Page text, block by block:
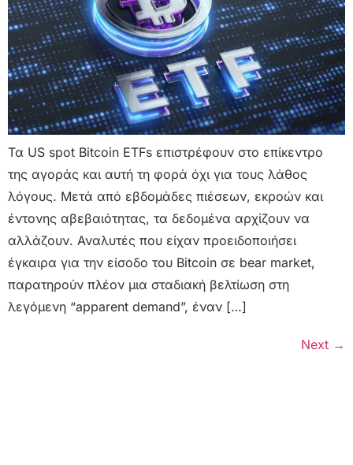
Τα US spot Bitcoin ETFs επιστρέφουν στο επίκεντρο
της αγοράς και αυτή τη φορά όχι για τους λάθος
λόγους. Μετά από εβδομάδες πιέσεων, εκροών και
έντονης αβεβαιότητας, τα δεδομένα αρχίζουν να
αλλάζουν. Αναλυτές που είχαν προειδοποιήσει
έγκαιρα για την είσοδο του Bitcoin σε bear market,
παρατηρούν πλέον μια σταδιακή βελτίωση στη
λεγόμενη “apparent demand”, έναν […]
Next →